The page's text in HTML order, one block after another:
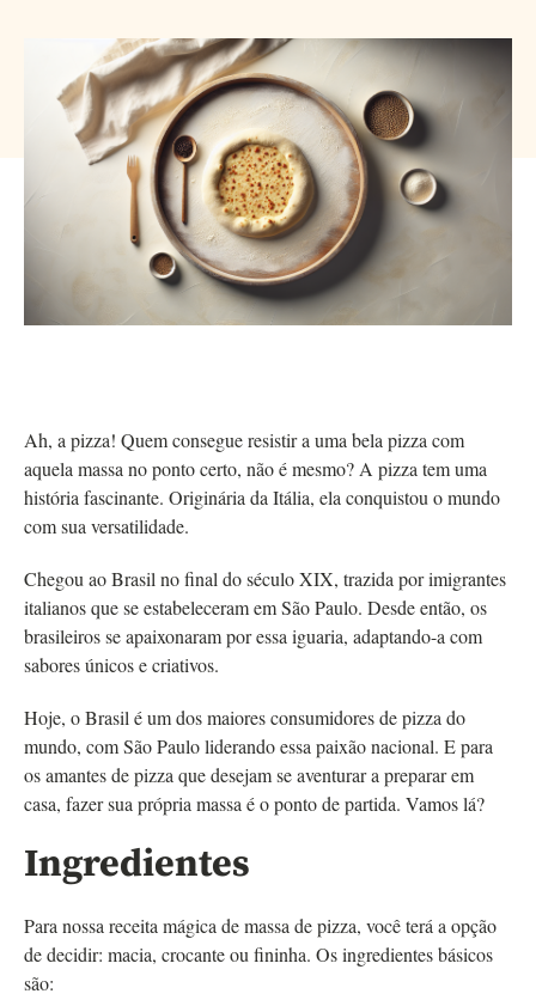
Ah, a pizza! Quem consegue resistir a uma bela pizza com
aquela massa no ponto certo, não é mesmo? A pizza tem uma
história fascinante. Originária da Itália, ela conquistou o mundo
com sua versatilidade.
Chegou ao Brasil no final do século XIX, trazida por imigrantes
italianos que se estabeleceram em São Paulo. Desde então, os
brasileiros se apaixonaram por essa iguaria, adaptando-a com
sabores únicos e criativos.
Hoje, o Brasil é um dos maiores consumidores de pizza do
mundo, com São Paulo liderando essa paixão nacional. E para
os amantes de pizza que desejam se aventurar a preparar em
casa, fazer sua própria massa é o ponto de partida. Vamos lá?
Ingredientes
Para nossa receita mágica de massa de pizza, você terá a opção
de decidir: macia, crocante ou fininha. Os ingredientes básicos
são: